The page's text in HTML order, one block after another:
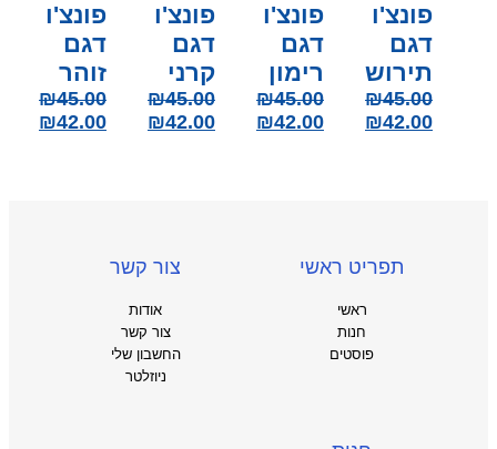
פונצ'ו
דגם
תירוש
₪45.00
₪42.00
פונצ'ו
דגם
רימון
₪45.00
₪42.00
פונצ'ו
דגם
קרני
₪45.00
₪42.00
פונצ'ו
דגם
זוהר
₪45.00
₪42.00
תפריט ראשי
ראשי
חנות
פוסטים
צור קשר
אודות
צור קשר
החשבון שלי
ניוזלטר